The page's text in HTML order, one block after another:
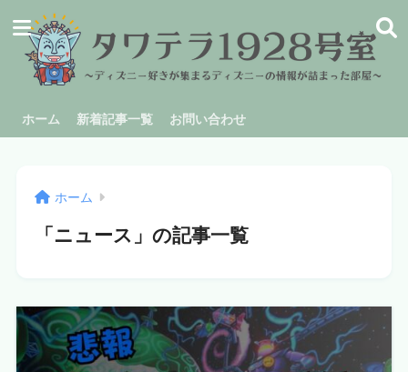
ホーム 新着記事一覧 お問い合わせ
ホーム
「ニュース」の記事一覧